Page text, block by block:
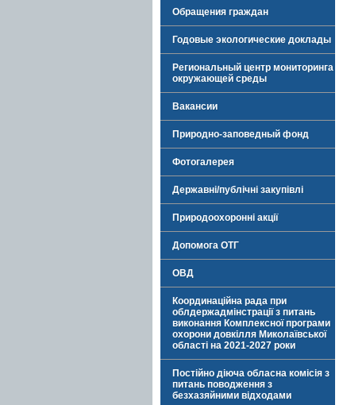
Обращения граждан
Годовые экологические доклады
Региональный центр мониторинга
окружающей среды
Вакансии
Природно-заповедный фонд
Фотогалерея
Державні/публічні закупівлі
Природоохоронні акції
Допомога ОТГ
ОВД
Координаційна рада при
облдержадмінстрації з питань
виконання Комплексної програми
охорони довкілля Миколаївської
області на 2021-2027 роки
Постійно діюча обласна комісія з
питань поводження з
безхазяйними відходами